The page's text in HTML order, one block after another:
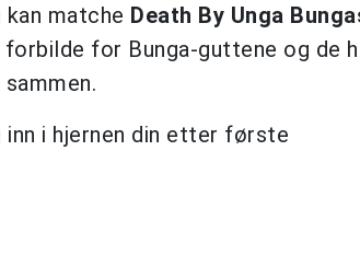
matche Death By Unga
for Bunga-guttene og de
i hjernen din etter første